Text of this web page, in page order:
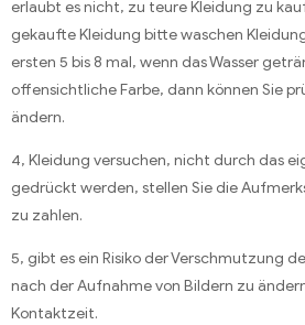
erlaubt es nicht, zu teure Kleidung zu
gekaufte Kleidung bitte waschen
ersten 5 bis 8 mal, wenn das Wasser
offensichtliche Farbe, dann können Sie
ändern.
4, Kleidung versuchen, nicht durch das
gedrückt werden, stellen Sie die
zu zahlen.
5, gibt es ein Risiko der Verschmutzung
nach der Aufnahme von Bildern zu
Kontaktzeit.